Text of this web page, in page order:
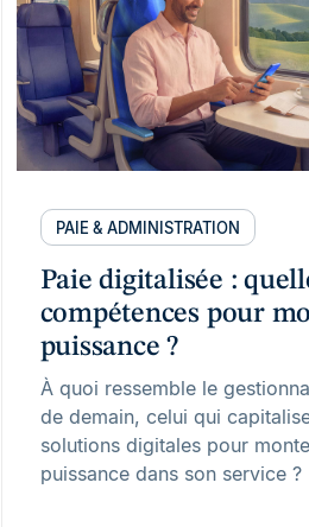
PAIE & ADMINISTRATION
Paie digitalisée :
compétences pour
puissance ?
À quoi ressemble le
de demain, celui qui
solutions digitales pour
puissance dans son service ?